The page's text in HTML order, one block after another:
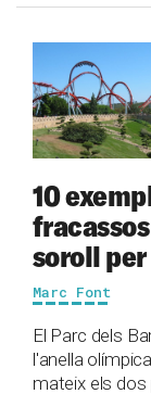
10
soroll per
Marc Font
El Parc dels
l'anella
mateix els